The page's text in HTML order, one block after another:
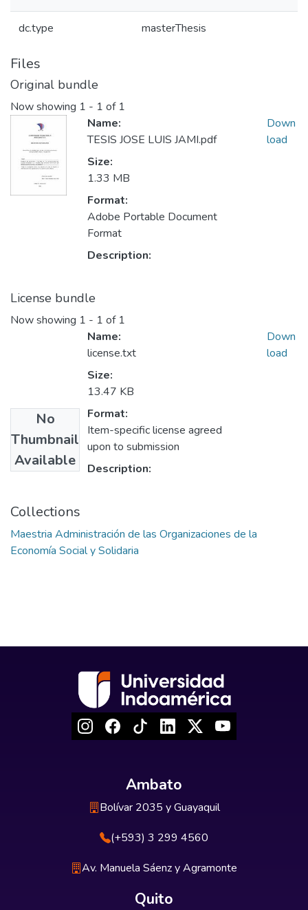
dc.type masterThesis
Files
Original bundle
Now showing 1 - 1 of 1
Name:
TESIS JOSE LUIS JAMI.pdf
Size:
1.33 MB
Format:
Adobe Portable Document
Format
Description:
Down
load
License bundle
Now showing 1 - 1 of 1
No
Thumbnail
Available
Name:
license.txt
Size:
13.47 KB
Format:
Item-specific license agreed
upon to submission
Description:
Down
load
Collections
Maestria Administración de las Organizaciones de la
Economía Social y Solidaria
Ambato
Bolívar 2035 y Guayaquil
(+593) 3 299 4560
Av. Manuela Sáenz y Agramonte
Quito